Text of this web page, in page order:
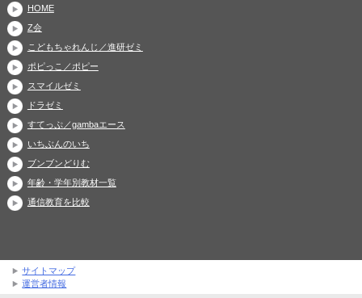
HOME
Z会
こどもちゃれんじ／進研ゼミ
ポピっこ／ポピー
スマイルゼミ
ドラゼミ
すてっぷ／gambaエース
いちぶんのいち
ブンブンどりむ
年齢・学年別教材一覧
通信教育を比較
サイトマップ
運営者情報